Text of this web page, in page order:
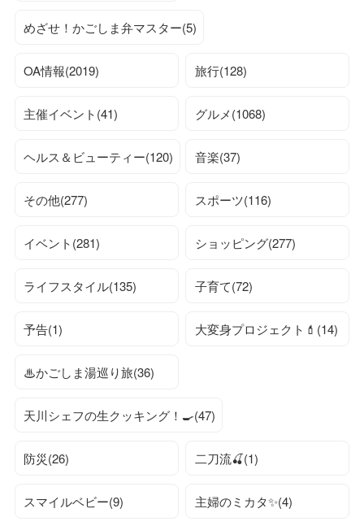
めざせ！かごしま弁マスター(5)
OA情報(2019) 旅行(128)
主催イベント(41) グルメ(1068)
ヘルス＆ビューティー(120) 音楽(37)
その他(277) スポーツ(116)
イベント(281) ショッピング(277)
ライフスタイル(135) 子育て(72)
予告(1) 大変身プロジェクト💄(14)
♨かごしま湯巡り旅(36)
天川シェフの生クッキング！🍳(47)
防災(26) 二刀流🍒(1)
スマイルベビー(9) 主婦のミカタ✨(4)